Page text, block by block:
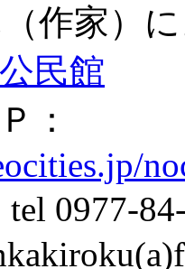
作家）
民館
：
0977-